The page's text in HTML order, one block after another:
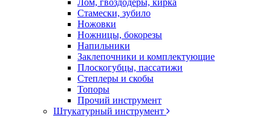
Лом, гвоздодеры, кирка
Стамески, зубило
Ножовки
Ножницы, бокорезы
Напильники
Заклепочники и комплектующие
Плоскогубцы, пассатижи
Степлеры и скобы
Топоры
Прочий инструмент
Штукатурный инструмент